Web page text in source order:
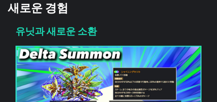
새로운 경험
유닛과 새로운 소환